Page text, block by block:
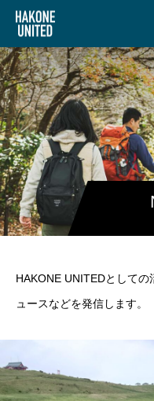
HAKONE UNITEDとして
ュースなどを発信します。